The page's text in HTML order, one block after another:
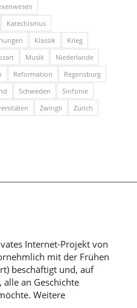
Katechismus
Klassik
Krieg
Musik
Niederlande
Reformation
Regensburg
Schweden
Sinfonie
Zwingli
Zürich
Internet-Projekt von
mit der Frühen
beschäftigt und, auf
an Geschichte
Weitere